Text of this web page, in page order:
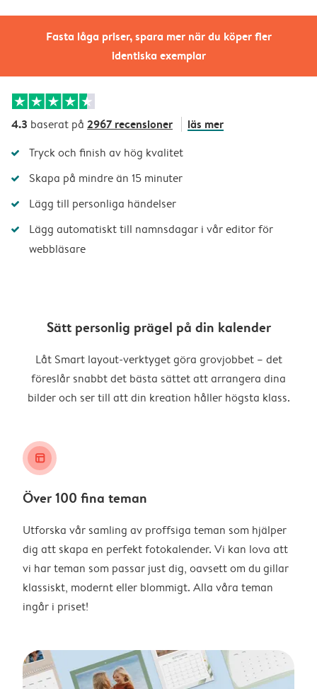
Fasta låga priser, spara mer när du köper fler
identiska exemplar
4.3 baserat på 2967 recensioner läs mer
Tryck och finish av hög kvalitet
Skapa på mindre än 15 minuter
Lägg till personliga händelser
Lägg automatiskt till namnsdagar i vår editor för
webbläsare
Sätt personlig prägel på din kalender
Låt Smart layout-verktyget göra grovjobbet – det
föreslår snabbt det bästa sättet att arrangera dina
bilder och ser till att din kreation håller högsta klass.
layout_alt
Över 100 fina teman
Utforska vår samling av proffsiga teman som hjälper
dig att skapa en perfekt fotokalender. Vi kan lova att
vi har teman som passar just dig, oavsett om du gillar
klassiskt, modernt eller blommigt. Alla våra teman
ingår i priset!